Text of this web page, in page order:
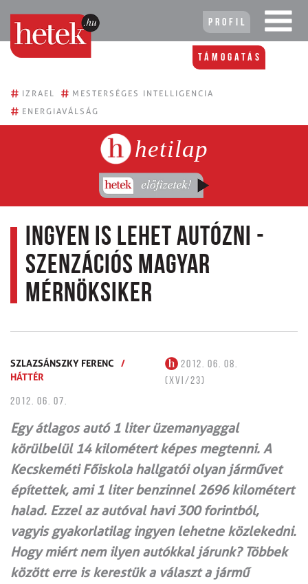
Profil
Támogatás
# IZRAEL # MESTERSÉGES INTELLIGENCIA
# ENERGIAVÁLSÁG
hetilap
Ingyen is lehet autózni -
Szenzációs magyar
mérnöksiker
SZLAZSÁNSZKY FERENC
/
HÁTTÉR
2012. 06. 08.
(XVI/23)
2012. 06. 07.
Egy átlagos autó 1 liter üzemanyaggal
körülbelül 14 kilométert képes megtenni. A
Kecskeméti Főiskola hallgatói olyan járművet
építettek, ami 1 liter benzinnel 2696 kilométert
halad. Ezzel az autóval havi 300 forintból,
vagyis gyakorla­tilag ingyen lehetne közlekedni.
Hogy miért nem ilyen autókkal járunk? Többek
között erre is kerestük a választ a jármű